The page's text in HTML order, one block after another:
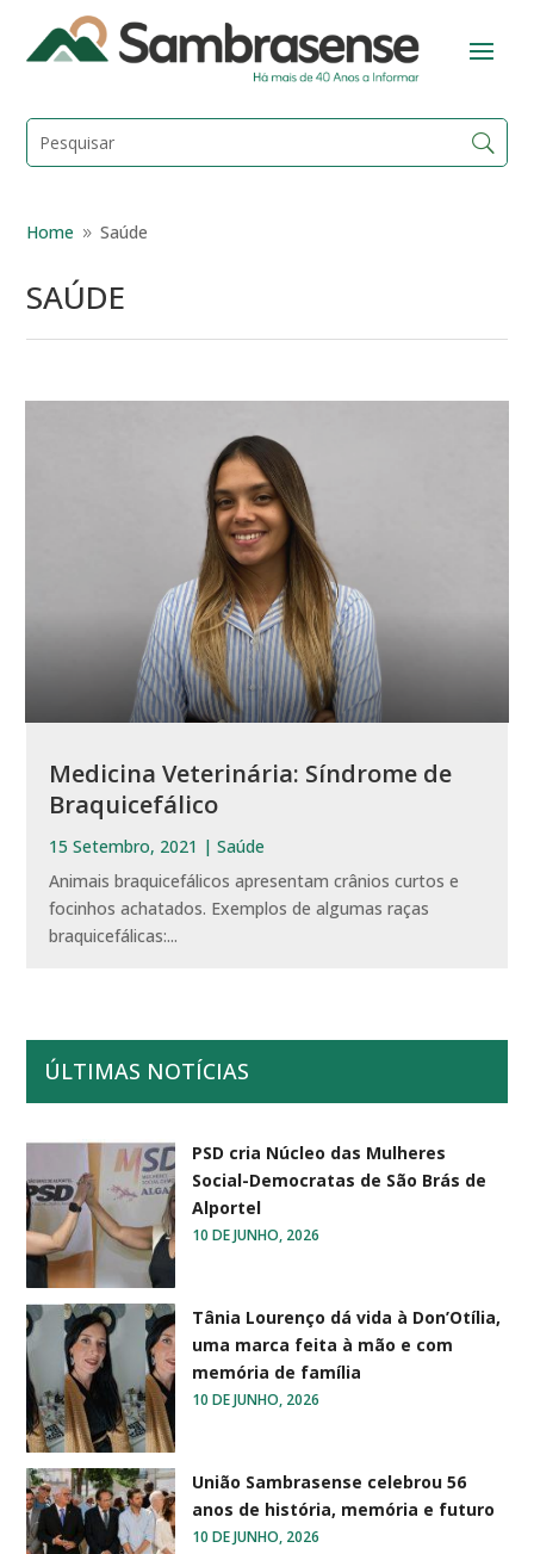
Home 9 Saúde
SAÚDE
Medicina Veterinária: Síndrome de
Braquicefálico
15 Setembro, 2021 |Saúde
Animais braquicefálicos apresentam crânios curtos e
focinhos achatados. Exemplos de algumas raças
braquicefálicas:...
ÚLTIMAS NOTÍCIAS
PSD cria Núcleo das Mulheres
Social-Democratas de São Brás de
Alportel
10 DE JUNHO, 2026
Tânia Lourenço dá vida à Don’Otília,
uma marca feita à mão e com
memória de família
10 DE JUNHO, 2026
União Sambrasense celebrou 56
anos de história, memória e futuro
10 DE JUNHO, 2026